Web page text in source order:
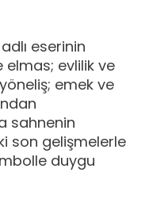
eserinin
evlilik ve
emek ve
sahnenin
son gelişmelerle
duygu